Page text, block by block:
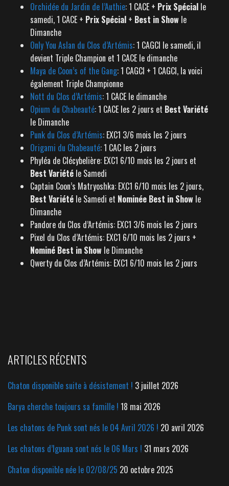
Orchidée du Jardin de l’Authie: 1 CACE + Prix Spécial le
samedi, 1 CACE + Prix Spécial + Best in Show le
Dimanche
Only You Aslan du Clos d’Artémis: 1 CAGCI le samedi, il
devient Triple Champion et 1 CACE le dimanche
Maya de Coon’s of the Gang: 1 CAGCI + 1 CAGCI, la voici
également Triple Championne
Nott du Clos d’Artémis: 1 CACE le dimanche
Opium du Chabeauté: 1 CACE les 2 jours et Best Variété
le Dimanche
Punk du Clos d’Artémis: EXC1 3/6 mois les 2 jours
Origami du Chabeauté: 1 CAC les 2 jours
Phyléa de Clécybelière: EXC1 6/10 mois les 2 jours et
Best Variété le Samedi
Captain Coon’s Matryoshka: EXC1 6/10 mois les 2 jours,
Best Variété le Samedi et Nominée Best in Show le
Dimanche
Pandore du Clos d’Artémis: EXC1 3/6 mois les 2 jours
Pixel du Clos d’Artémis: EXC1 6/10 mois les 2 jours +
Nominé Best in Show le Dimanche
Qwerty du Clos d’Artémis: EXC1 6/10 mois les 2 jours
ARTICLES RÉCENTS
Chaton disponible suite à désistement ! 3 juillet 2026
Barya cherche toujours sa famille ! 18 mai 2026
Les chatons de Punk sont nés le 04 Avril 2026 ! 20 avril 2026
Les chatons d’Iguana sont nés le 06 Mars ! 31 mars 2026
Chaton disponible née le 02/08/25 20 octobre 2025